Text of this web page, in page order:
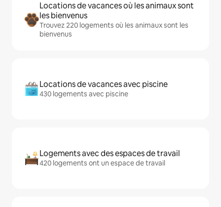
Locations de vacances où les animaux sont
les bienvenus
Trouvez 220 logements où les animaux sont les
bienvenus
Locations de vacances avec piscine
430 logements avec piscine
Logements avec des espaces de travail
420 logements ont un espace de travail